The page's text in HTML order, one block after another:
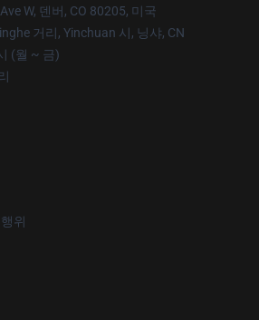
W, 덴버, CO 80205, 미국
거리, Yinchuan 시, 닝샤, CN
(월 ~ 금)
위